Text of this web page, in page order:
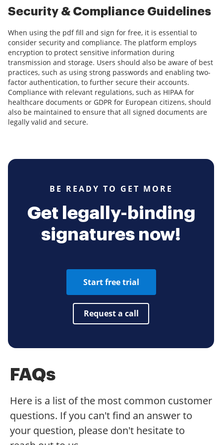
Security & Compliance Guidelines
When using the pdf fill and sign for free, it is essential to
consider security and compliance. The platform employs
encryption to protect sensitive information during
transmission and storage. Users should also be aware of best
practices, such as using strong passwords and enabling two-
factor authentication, to further secure their accounts.
Compliance with relevant regulations, such as HIPAA for
healthcare documents or GDPR for European citizens, should
also be maintained to ensure that all signed documents are
legally valid and secure.
BE READY TO GET MORE
Get legally-binding
signatures now!
Start free trial
Request a call
FAQs
Here is a list of the most common customer
questions. If you can't find an answer to
your question, please don't hesitate to